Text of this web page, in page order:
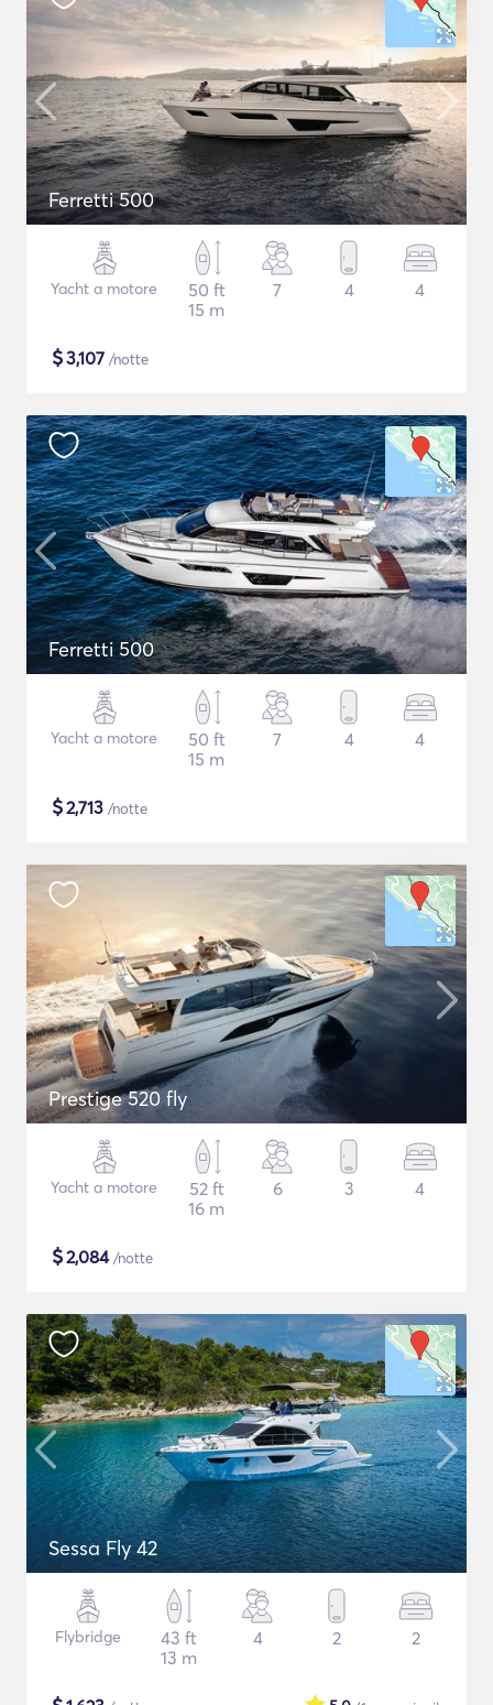
Ferretti 500
Yacht a motore
50 ft
15 m
7 4 4
$3,107 /notte
Ferretti 500
Yacht a motore
50 ft
15 m
7 4 4
$2,713 /notte
Prestige 520 fly
Yacht a motore
52 ft
16 m
6 3 4
$2,084/notte
Sessa Fly 42
Flybridge
43 ft
13 m
4 2 2